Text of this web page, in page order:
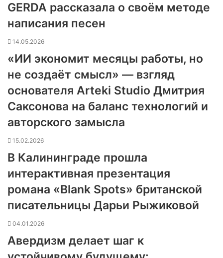
GERDA рассказала о своём методе
написания песен
14.05.2026
«ИИ экономит месяцы работы, но
не создаёт смысл» — взгляд
основателя Arteki Studio Дмитрия
Саксонова на баланс технологий и
авторского замысла
15.02.2026
В Калининграде прошла
интерактивная презентация
романа «Blank Spots» британской
писательницы Дарьи Рыжиковой
04.01.2026
Авердизм делает шаг к